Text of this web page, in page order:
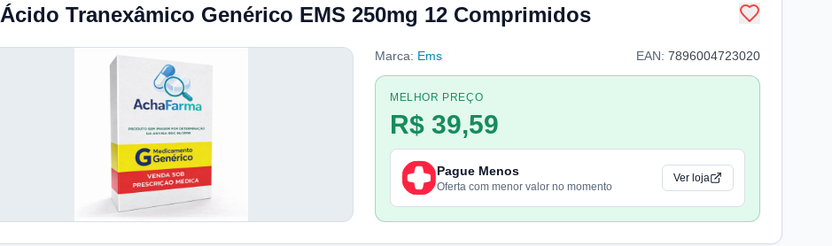
Ácido Tranexâmico Genérico EMS 250mg 12 Comprimidos
Marca: Ems EAN: 7896004723020
MELHOR PREÇO
R$ 39,59
Pague Menos
Oferta com menor valor no momento
Ver loja